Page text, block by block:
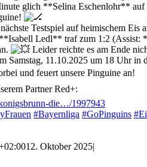
glich **Selina Eschenlohr**
Testspiel auf heimischem
Ledl** traf zum 1:2
Leider reichte es am Ende
Samstag, 11.10.2025 um 18 Uhr
und feuert unsere Pinguine an!
Partner Red+:
die…/1997943
#Bayernliga #GoPinguins
12. Oktober 2025|